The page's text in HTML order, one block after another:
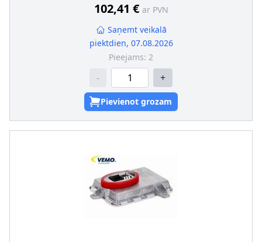
102,41 € ar PVN
Saņemt veikalā
piektdien, 07.08.2026
Pieejams: 2
- +
Pievienot grozam